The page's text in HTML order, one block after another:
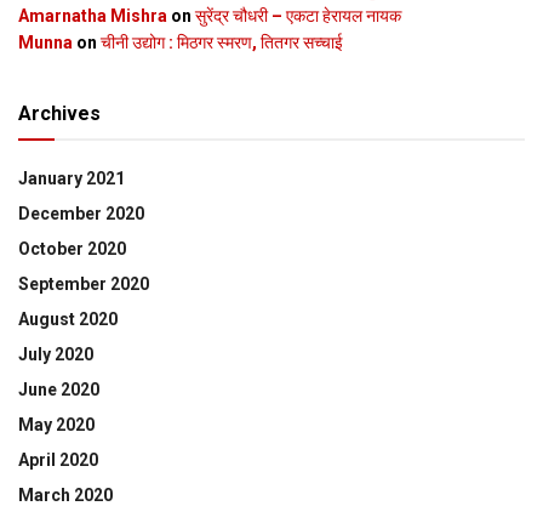
Amarnatha Mishra on सुरेंद्र चौधरी – एकटा हेरायल नायक
Munna on चीनी उद्योग : मिठगर स्‍मरण, तितगर सच्‍चाई
Archives
January 2021
December 2020
October 2020
September 2020
August 2020
July 2020
June 2020
May 2020
April 2020
March 2020